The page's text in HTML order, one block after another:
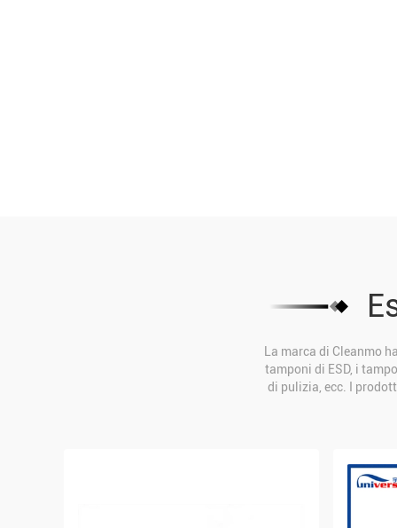
La marca di Cleanmo
tamponi di ESD, i
di pulizia, ecc. I